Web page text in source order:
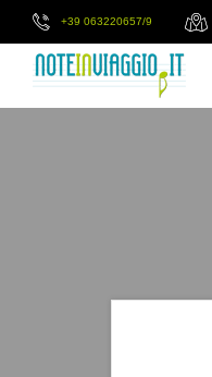
+39 063220657/9